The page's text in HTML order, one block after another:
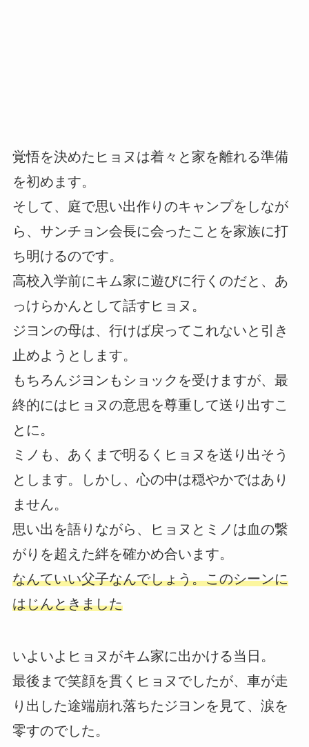
覚悟を決めたヒョヌは着々と家を離れる準備
を初めます。
そして、庭で思い出作りのキャンプをしなが
ら、サンチョン会長に会ったことを家族に打
ち明けるのです。
高校入学前にキム家に遊びに行くのだと、あ
っけらかんとして話すヒョヌ。
ジヨンの母は、行けば戻ってこれないと引き
止めようとします。
もちろんジヨンもショックを受けますが、最
終的にはヒョヌの意思を尊重して送り出すこ
とに。
ミノも、あくまで明るくヒョヌを送り出そう
とします。しかし、心の中は穏やかではあり
ません。
思い出を語りながら、ヒョヌとミノは血の繋
がりを超えた絆を確かめ合います。
なんていい父子なんでしょう。このシーンに
はじんときました
いよいよヒョヌがキム家に出かける当日。
最後まで笑顔を貫くヒョヌでしたが、車が走
り出した途端崩れ落ちたジヨンを見て、涙を
零すのでした。